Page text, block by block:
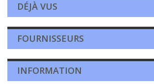
DÉJÀ VUS
FOURNISSEURS
INFORMATION